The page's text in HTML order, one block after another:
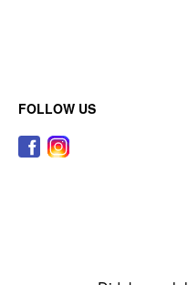
FOLLOW US